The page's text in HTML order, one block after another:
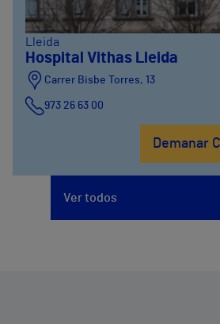
Lleida
Hospital Vithas Lleida
Carrer Bisbe Torres, 13
973 26 63 00
Demanar
Ver todos